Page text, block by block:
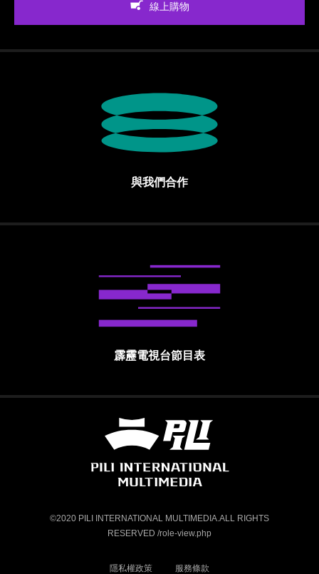
線上購物
與我們合作
霹靂電視台節目表
霹靂國際多媒體股份有限公司 PILI
©2020 PILI INTERNATIONAL MULTIMEDIA.ALL RIGHTS
RESERVED /role-view.php
隱私權政策 服務條款